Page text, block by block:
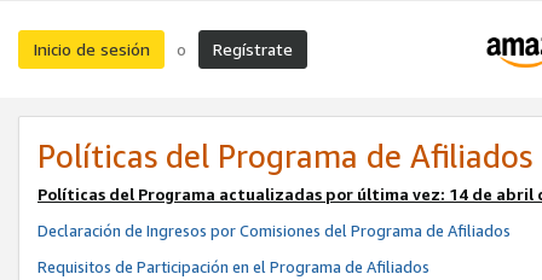
Inicio de sesión o Regístrate
Políticas del Programa de Afiliados
Políticas del Programa actualizadas por última vez: 14 de abril
Declaración de Ingresos por Comisiones del Programa de Afiliados
Requisitos de Participación en el Programa de Afiliados